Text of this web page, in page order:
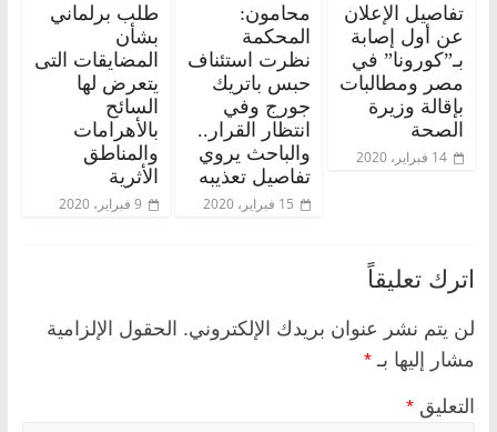
تفاصيل الإعلان
عن أول إصابة
بـ”كورونا” في
مصر ومطالبات
بإقالة وزيرة
الصحة
14 فبراير، 2020
محامون:
المحكمة
نظرت استئناف
حبس باتريك
جورج وفي
انتظار القرار..
والباحث يروي
تفاصيل تعذيبه
15 فبراير، 2020
طلب برلماني
بشأن
المضايقات التى
يتعرض لها
السائح
بالأهرامات
والمناطق
الأثرية
9 فبراير، 2020
اترك تعليقاً
لن يتم نشر عنوان بريدك الإلكتروني. الحقول الإلزامية
مشار إليها بـ *
التعليق *